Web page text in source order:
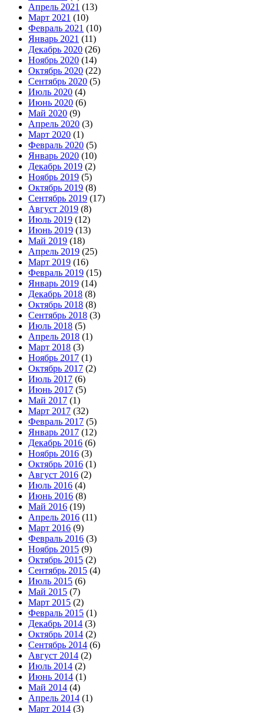
Апрель 2021 (13)
Март 2021 (10)
Февраль 2021 (10)
Январь 2021 (11)
Декабрь 2020 (26)
Ноябрь 2020 (14)
Октябрь 2020 (22)
Сентябрь 2020 (5)
Июль 2020 (4)
Июнь 2020 (6)
Май 2020 (9)
Апрель 2020 (3)
Март 2020 (1)
Февраль 2020 (5)
Январь 2020 (10)
Декабрь 2019 (2)
Ноябрь 2019 (5)
Октябрь 2019 (8)
Сентябрь 2019 (17)
Август 2019 (8)
Июль 2019 (12)
Июнь 2019 (13)
Май 2019 (18)
Апрель 2019 (25)
Март 2019 (16)
Февраль 2019 (15)
Январь 2019 (14)
Декабрь 2018 (8)
Октябрь 2018 (8)
Сентябрь 2018 (3)
Июль 2018 (5)
Апрель 2018 (1)
Март 2018 (3)
Ноябрь 2017 (1)
Октябрь 2017 (2)
Июль 2017 (6)
Июнь 2017 (5)
Май 2017 (1)
Март 2017 (32)
Февраль 2017 (5)
Январь 2017 (12)
Декабрь 2016 (6)
Ноябрь 2016 (3)
Октябрь 2016 (1)
Август 2016 (2)
Июль 2016 (4)
Июнь 2016 (8)
Май 2016 (19)
Апрель 2016 (11)
Март 2016 (9)
Февраль 2016 (3)
Ноябрь 2015 (9)
Октябрь 2015 (2)
Сентябрь 2015 (4)
Июль 2015 (6)
Май 2015 (7)
Март 2015 (2)
Февраль 2015 (1)
Декабрь 2014 (3)
Октябрь 2014 (2)
Сентябрь 2014 (6)
Август 2014 (2)
Июль 2014 (2)
Июнь 2014 (1)
Май 2014 (4)
Апрель 2014 (1)
Март 2014 (3)